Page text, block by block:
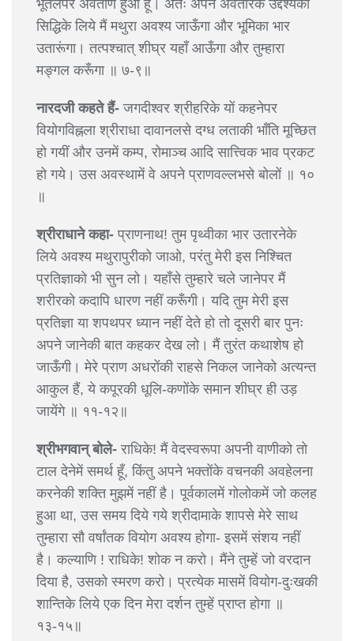
भूतलपर अवतीर्ण हुआ हूँ। अतः अपने अवतारके उद्देश्यको
सिद्धिके लिये मैं मथुरा अवश्य जाऊँगा और भूमिका भार
उतारूंगा। तत्पश्चात् शीघ्र यहाँ आऊँगा और तुम्हारा
मङ्गल करूँगा ॥ ७-९॥
नारदजी कहते हैं- जगदीश्वर श्रीहरिके यों कहनेपर
वियोगविह्नला श्रीराधा दावानलसे दग्ध लताकी भाँति मूच्छित
हो गयीं और उनमें कम्प, रोमाञ्च आदि सात्त्विक भाव प्रकट
हो गये। उस अवस्थामें वे अपने प्राणवल्लभसे बोलों ॥ १०
॥
श्रीराधाने कहा- प्राणनाथ! तुम पृथ्वीका भार उतारनेके
लिये अवश्य मथुरापुरीको जाओ, परंतु मेरी इस निश्चित
प्रतिज्ञाको भी सुन लो। यहाँसे तुम्हारे चले जानेपर मैं
शरीरको कदापि धारण नहीं करूँगी। यदि तुम मेरी इस
प्रतिज्ञा या शपथपर ध्यान नहीं देते हो तो दूसरी बार पुनः
अपने जानेकी बात कहकर देख लो। मैं तुरंत कथाशेष हो
जाऊँगी। मेरे प्राण अधरोंकी राहसे निकल जानेको अत्यन्त
आकुल हैं, ये कपूरकी धूलि-कणोंके समान शीघ्र ही उड़
जायेंगे ॥ ११-१२॥
श्रीभगवान् बोले- राधिके! मैं वेदस्वरूपा अपनी वाणीको तो
टाल देनेमें समर्थ हूँ, किंतु अपने भक्तोंके वचनकी अवहेलना
करनेकी शक्ति मुझमें नहीं है। पूर्वकालमें गोलोकमें जो कलह
हुआ था, उस समय दिये गये श्रीदामाके शापसे मेरे साथ
तुम्हारा सौ वर्षांतक वियोग अवश्य होगा- इसमें संशय नहीं
है। कल्याणि ! राधिके! शोक न करो। मैंने तुम्हें जो वरदान
दिया है, उसको स्मरण करो। प्रत्येक मासमें वियोग-दुःखकी
शान्तिके लिये एक दिन मेरा दर्शन तुम्हें प्राप्त होगा ॥
१३-१५॥